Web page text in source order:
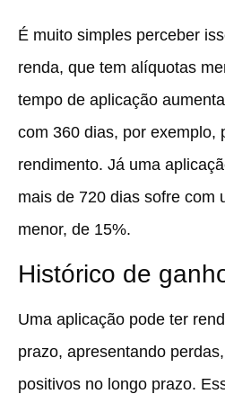
É muito simples perceber
renda, que tem alíquotas
tempo de aplicação
com 360 dias, por exemplo,
rendimento. Já uma
mais de 720 dias sofre com
menor, de 15%.
Histórico de
Uma aplicação pode ter
prazo, apresentando
positivos no longo prazo.